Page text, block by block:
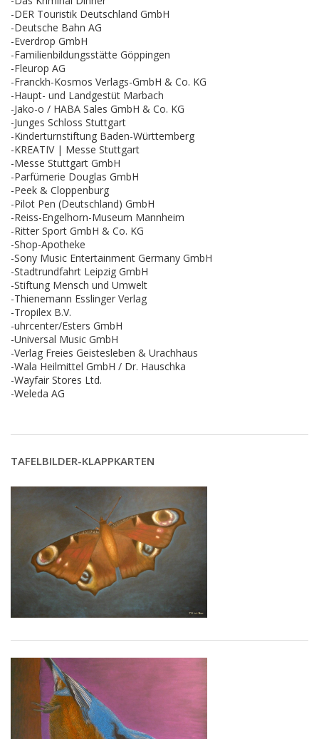
-DER Touristik Deutschland GmbH
-Deutsche Bahn AG
-Everdrop GmbH
-Familienbildungsstätte Göppingen
-Fleurop AG
-Franckh-Kosmos Verlags-GmbH & Co. KG
-Haupt- und Landgestüt Marbach
-Jako-o / HABA Sales GmbH & Co. KG
-Junges Schloss Stuttgart
-Kinderturnstiftung Baden-Württemberg
-KREATIV | Messe Stuttgart
-Messe Stuttgart GmbH
-Parfümerie Douglas GmbH
-Peek & Cloppenburg
-Pilot Pen (Deutschland) GmbH
-Reiss-Engelhorn-Museum Mannheim
-Ritter Sport GmbH & Co. KG
-Shop-Apotheke
-Sony Music Entertainment Germany GmbH
-Stadtrundfahrt Leipzig GmbH
-Stiftung Mensch und Umwelt
-Thienemann Esslinger Verlag
-Tropilex B.V.
-uhrcenter/Esters GmbH
-Universal Music GmbH
-Verlag Freies Geistesleben & Urachhaus
-Wala Heilmittel GmbH / Dr. Hauschka
-Wayfair Stores Ltd.
-Weleda AG
TAFELBILDER-KLAPPKARTEN